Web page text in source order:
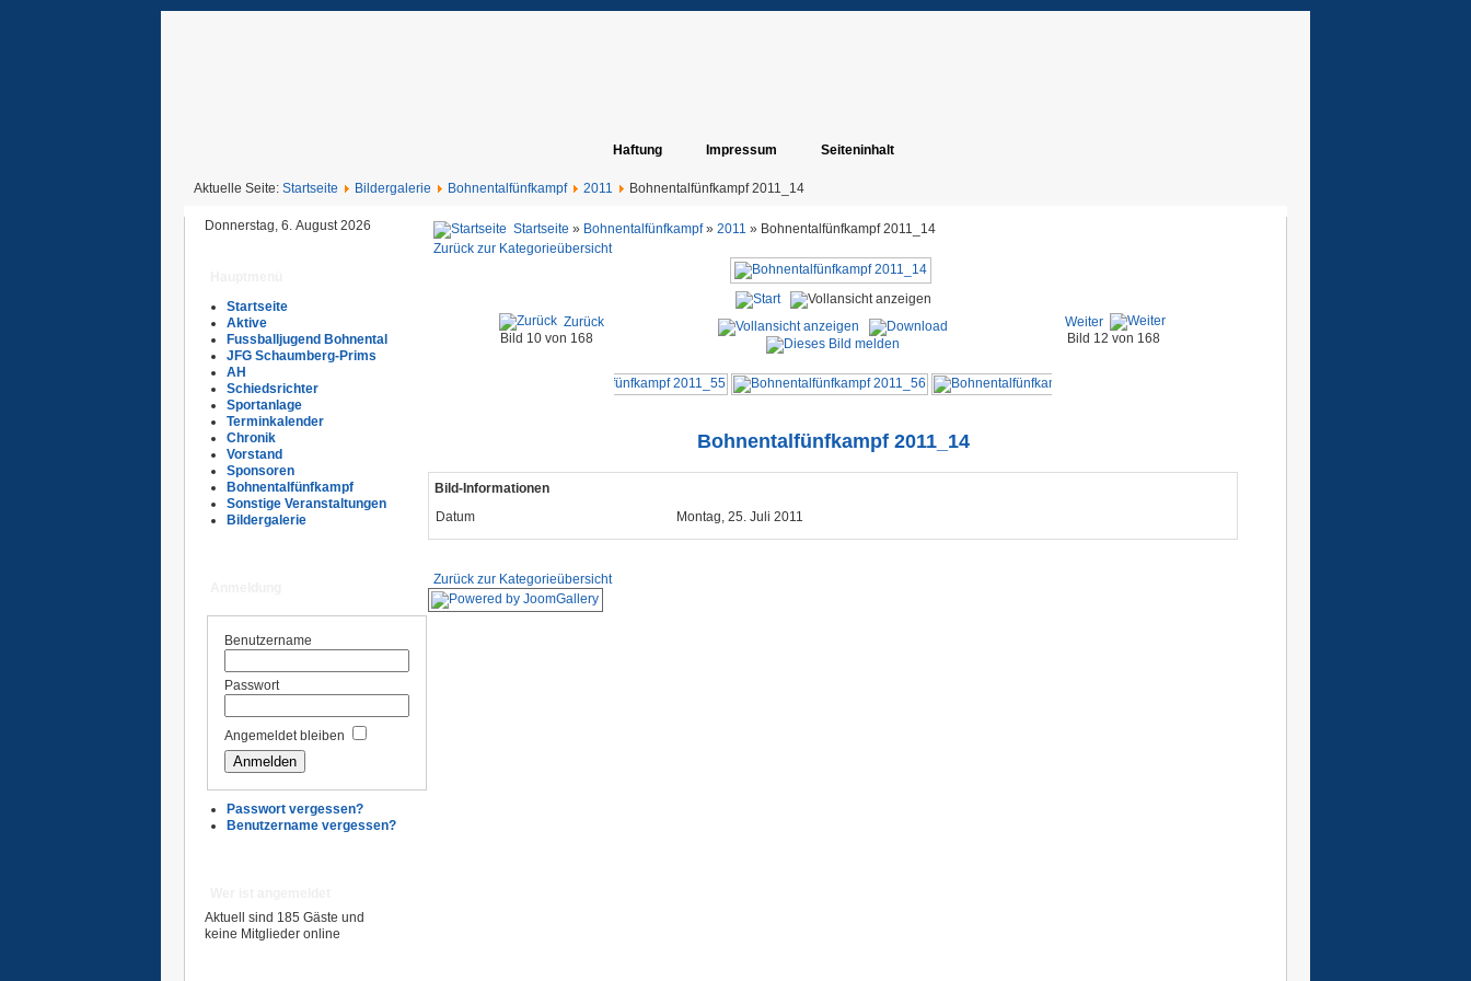
Haftung Impressum Seiteninhalt
Aktuelle Seite: Startseite Bildergalerie Bohnentalfünfkampf 2011 Bohnentalfünfkampf 2011_14
Donnerstag, 6. August 2026
Startseite
Aktive
Fussballjugend Bohnental
JFG Schaumberg-Prims
AH
Schiedsrichter
Sportanlage
Terminkalender
Chronik
Vorstand
Sponsoren
Bohnentalfünfkampf
Sonstige Veranstaltungen
Bildergalerie
Benutzername
Passwort
Angemeldet bleiben
Passwort vergessen?
Benutzername vergessen?
Aktuell sind 185 Gäste und
keine Mitglieder online
Startseite » Bohnentalfünfkampf» 2011 » Bohnentalfünfkampf 2011_14
Zurück zur Kategorieübersicht
Zurück
Bild 10 von 168
Weiter
Bild 12 von 168
Bohnentalfünfkampf 2011_14
Bild-Informationen
Datum
Montag, 25. Juli 2011
Zurück zur Kategorieübersicht